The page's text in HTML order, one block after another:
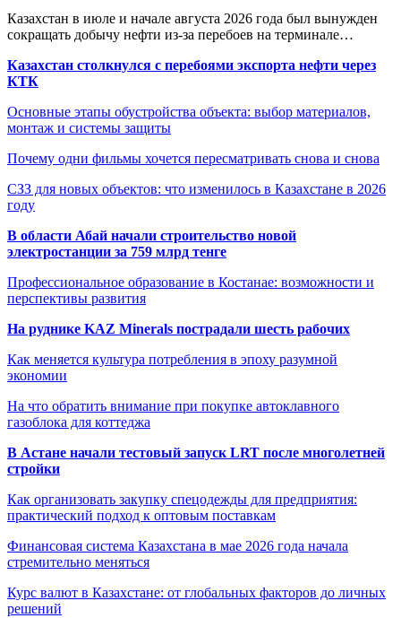
Казахстан в июле и начале августа 2026 года был вынужден
сокращать добычу нефти из-за перебоев на терминале…
Казахстан столкнулся с перебоями экспорта нефти через
КТК
Основные этапы обустройства объекта: выбор материалов,
монтаж и системы защиты
Почему одни фильмы хочется пересматривать снова и снова
СЗЗ для новых объектов: что изменилось в Казахстане в 2026
году
В области Абай начали строительство новой
электростанции за 759 млрд тенге
Профессиональное образование в Костанае: возможности и
перспективы развития
На руднике KAZ Minerals пострадали шесть рабочих
Как меняется культура потребления в эпоху разумной
экономии
На что обратить внимание при покупке автоклавного
газоблока для коттеджа
В Астане начали тестовый запуск LRT после многолетней
стройки
Как организовать закупку спецодежды для предприятия:
практический подход к оптовым поставкам
Финансовая система Казахстана в мае 2026 года начала
стремительно меняться
Курс валют в Казахстане: от глобальных факторов до личных
решений